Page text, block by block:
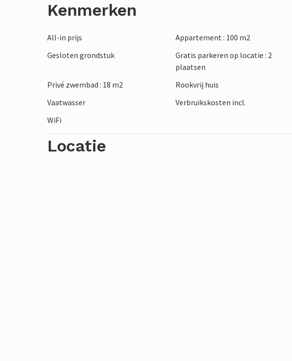
Kenmerken
All-in prijs Appartement : 100 m2
Gesloten grondstuk
Gratis parkeren op locatie : 2
plaatsen
Privé zwembad : 18 m2 Rookvrij huis
Vaatwasser
Verbruikskosten incl.
WiFi
Locatie